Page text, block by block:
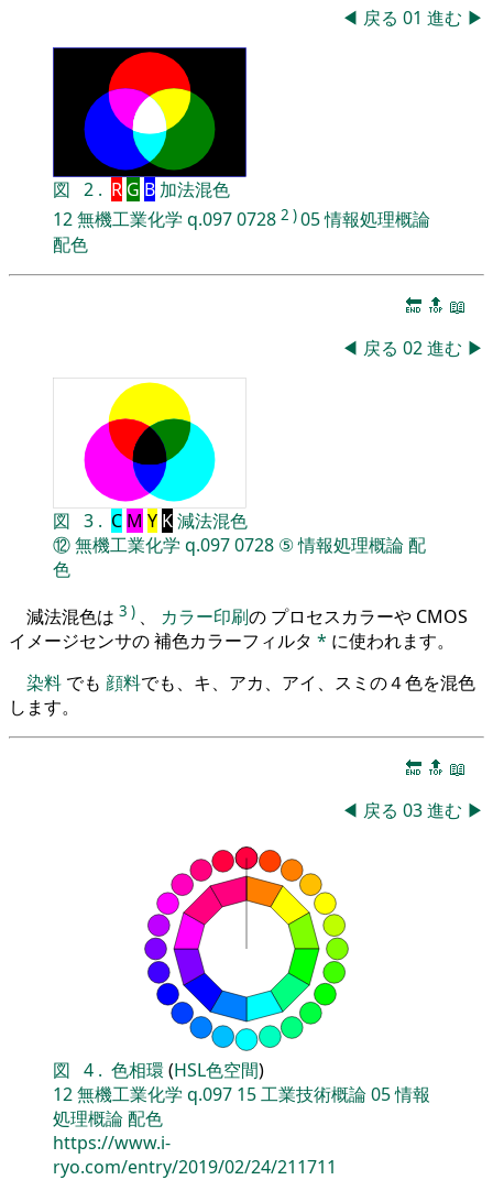
◀ 戻る 01 進む ▶
図 2 . R G B加法混色
12無機工業化学 q.0970728 2 )05情報処理概論
配色
🔚 🔝 📖
◀ 戻る 02進む ▶
図 3 . C M Y K減法混色
⑫無機工業化学 q.0970728 ⑤情報処理概論配
色
減法混色は 3 ) 、 カラー印刷の プロセスカラーや CMOS
イメージセンサの 補色カラーフィルタ * に使われます。
染料 でも 顔料でも、キ、アカ、アイ、スミの４色を混色
します。
🔚 🔝 📖
◀ 戻る 03進む ▶
図 4 . 色相環 (HSL色空間)
12無機工業化学 q.097 15工業技術概論05情報
処理概論配色
https://www.i-
ryo.com/entry/2019/02/24/211711